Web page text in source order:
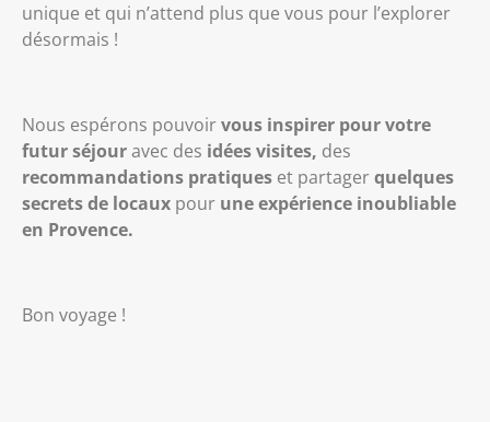
unique et qui n’attend plus que vous pour l’explorer
désormais !
Nous espérons pouvoirvous inspirer pour votre
futur séjouravec des idées visites, des
recommandations pratiques et partagerquelques
secrets de locaux pour une expérience inoubliable
en Provence.
Bon voyage !